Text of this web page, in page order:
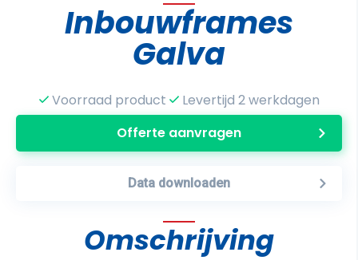
Inbouwframes
Galva
Voorraad product
Levertijd 2 werkdagen
Offerte aanvragen
Data downloaden
Omschrijving